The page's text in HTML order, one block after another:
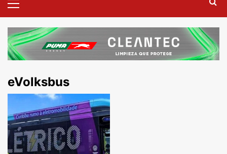
eVolksbus